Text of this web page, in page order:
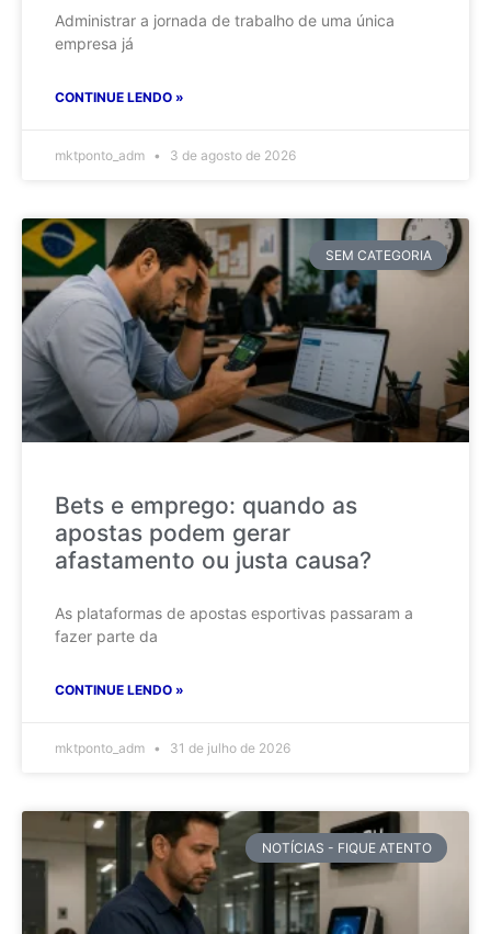
Administrar a jornada de trabalho de uma única
empresa já
CONTINUE LENDO »
mktponto_adm 3 de agosto de 2026
SEM CATEGORIA
Bets e emprego: quando as
apostas podem gerar
afastamento ou justa causa?
As plataformas de apostas esportivas passaram a
fazer parte da
CONTINUE LENDO »
mktponto_adm 31 de julho de 2026
NOTÍCIAS - FIQUE ATENTO